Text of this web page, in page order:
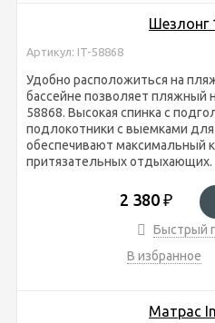
Шезлонг
Артикул: IT-58868
Удобно расположиться на
бассейне позволяет пляжный
58868. Высокая спинка с
подлокотники с выемками для
обеспечивают максимальный
притязательных отдыхающих.
2 380 ₽
Быстрый
В избранное
Матрас